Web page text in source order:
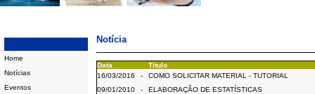
Home
Notícias
Eventos
Notícia
Data
Título
16/03/2016
-
COMO SOLICITAR MATERIAL - TUTORIAL
09/01/2010
-
ELABORAÇÃO DE ESTATÍSTICAS